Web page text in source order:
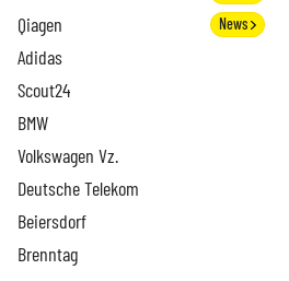
Qiagen News
Adidas
Scout24
BMW
Volkswagen Vz.
Deutsche Telekom
Beiersdorf
Brenntag